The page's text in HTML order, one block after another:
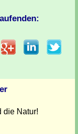
die Natur!